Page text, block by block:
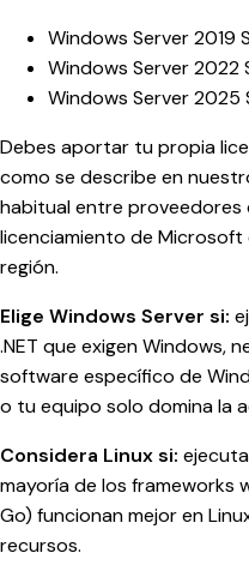
Windows Server 2019
Windows Server 2022
Windows Server 2025
Debes aportar tu propia
como se describe en
habitual entre proveedores
licenciamiento de Microsoft
región.
Elige Windows Server si:
.NET que exigen Windows,
software específico de
o tu equipo solo domina la
Considera Linux si:
mayoría de los frameworks
Go) funcionan mejor en
recursos.